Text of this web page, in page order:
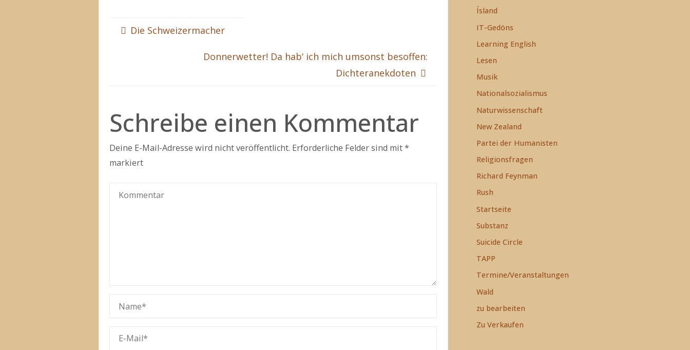
Die Schweizermacher
Donnerwetter! Da hab‘ ich mich umsonst besoffen:
Dichteranekdoten
Schreibe einen Kommentar
Deine E-Mail-Adresse wird nicht veröffentlicht. Erforderliche Felder sind mit*
markiert
Ísland
IT-Gedöns
Learning English
Lesen
Musik
Nationalsozialismus
Naturwissenschaft
New Zealand
Partei der Humanisten
Religionsfragen
Richard Feynman
Rush
Startseite
Substanz
Suicide Circle
TAPP
Termine/Veranstaltungen
Wald
zu bearbeiten
Zu Verkaufen